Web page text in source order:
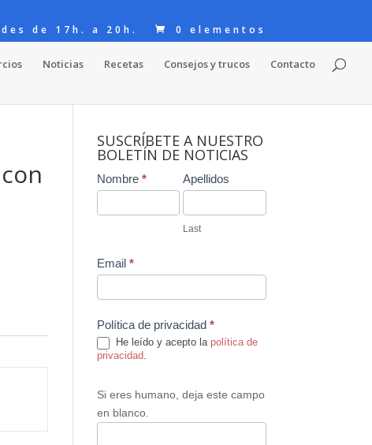
de 17h. a 20h.
0 elementos
Noticias Recetas Consejos y trucos Contacto
SUSCRÍBETE A NUESTRO
BOLETÍN DE NOTICIAS
Contact
Us
Nombre * Apellidos
Last
Email *
Política de privacidad *
He leído y acepto la política de
privacidad.
Si eres humano, deja este campo
en blanco.